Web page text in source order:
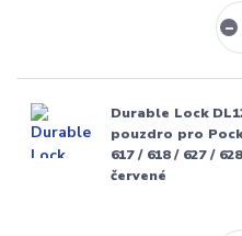
Durable Lock
pouzdro pro
617 / 618 / 627 /
červené